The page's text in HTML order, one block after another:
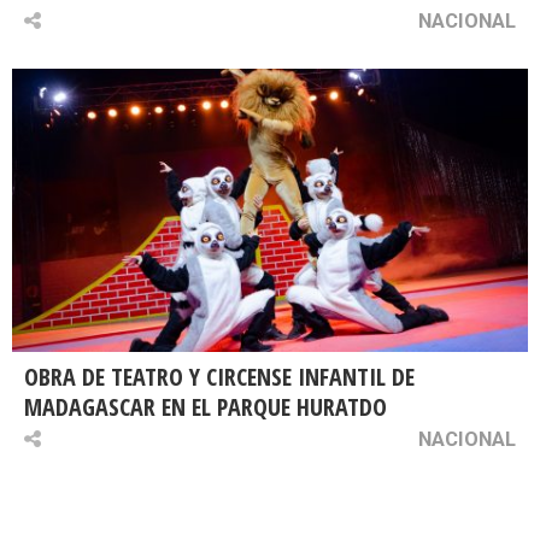
NACIONAL
OBRA DE TEATRO Y CIRCENSE INFANTIL DE
MADAGASCAR EN EL PARQUE HURATDO
NACIONAL